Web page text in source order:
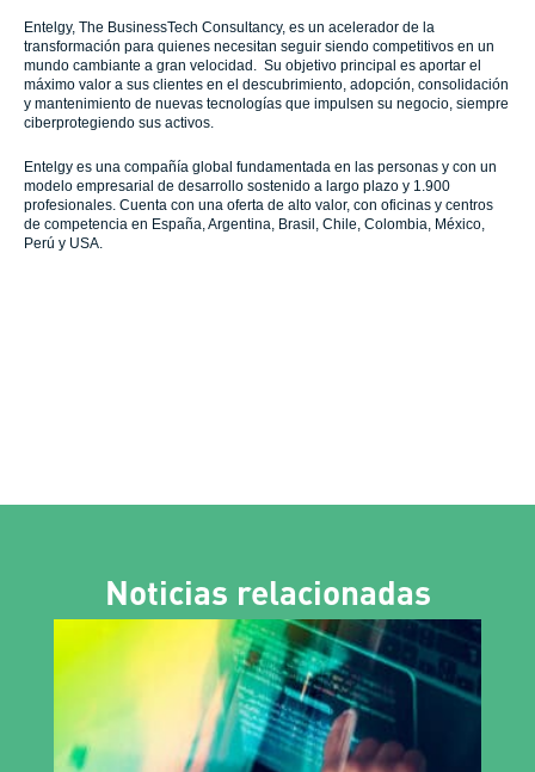
Entelgy, The BusinessTech Consultancy, es un acelerador de la
transformación para quienes necesitan seguir siendo competitivos en un
mundo cambiante a gran velocidad. Su objetivo principal es aportar el
máximo valor a sus clientes en el descubrimiento, adopción, consolidación
y mantenimiento de nuevas tecnologías que impulsen su negocio, siempre
ciberprotegiendo sus activos.
Entelgy es una compañía global fundamentada en las personas y con un
modelo empresarial de desarrollo sostenido a largo plazo y 1.900
profesionales. Cuenta con una oferta de alto valor, con oficinas y centros
de competencia en España, Argentina, Brasil, Chile, Colombia, México,
Perú y USA.
Noticias relacionadas